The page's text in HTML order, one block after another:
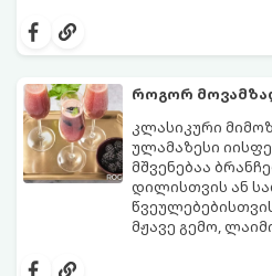
სალათებთან
მდგომარეობს,
შეწვისას ფორმა
და არ დაიშალოს.
მომზადების დრო:
მუხუდოს
შეწვის დრო:
ბურთულა (4–6
როგორ
კლასიკური
ულამაზესი
მშვენებაა
დილისთვის ან
მჟავე გემო,
საოცრად
და მის